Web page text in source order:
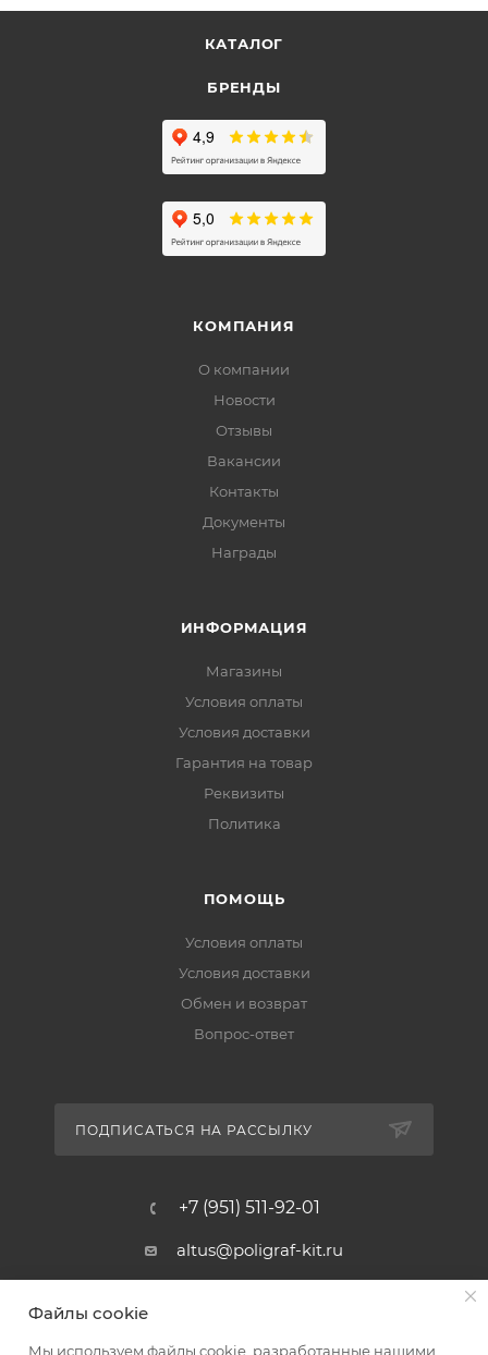
КАТАЛОГ
БРЕНДЫ
КОМПАНИЯ
О компании
Новости
Отзывы
Вакансии
Контакты
Документы
Награды
ИНФОРМАЦИЯ
Магазины
Условия оплаты
Условия доставки
Гарантия на товар
Реквизиты
Политика
ПОМОЩЬ
Условия оплаты
Условия доставки
Обмен и возврат
Вопрос-ответ
ПОДПИСАТЬСЯ НА РАССЫЛКУ
+7 (951) 511-92-01
altus@poligraf-kit.ru
Ростовская обл, Аксайский р-н,
Файлы cookie
Мы используем файлы cookie, разработанные нашими